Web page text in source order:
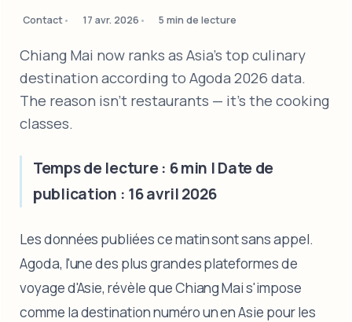
Contact 17 avr. 2026 5 min de lecture
Chiang Mai now ranks as Asia's top culinary
destination according to Agoda 2026 data.
The reason isn't restaurants — it's the cooking
classes.
Temps de lecture : 6 min | Date de
publication : 16 avril 2026
Les données publiées ce matin sont sans appel.
Agoda, l'une des plus grandes plateformes de
voyage d'Asie, révèle que Chiang Mai s'impose
comme la destination numéro un en Asie pour les